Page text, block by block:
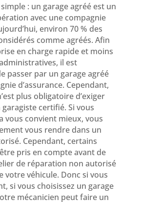
: un garage agréé est un
avec une compagnie
environ 70 % des
comme agréés. Afin
en charge rapide et moins
il est
passer par un garage agréé
d’assurance. Cependant,
plus obligatoire d’exiger
garagiste certifié. Si vous
vous convient mieux, vous
vous rendre dans un
Cependant, certains
pris en compte avant de
de réparation non autorisé
votre véhicule. Donc si vous
si vous choisissez un garage
mécanicien peut faire un